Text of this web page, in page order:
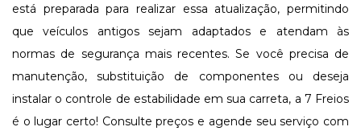
está preparada para realizar essa atualização, permitindo
que veículos antigos sejam adaptados e atendam às
normas de segurança mais recentes. Se você precisa de
manutenção, substituição de componentes ou deseja
instalar o controle de estabilidade em sua carreta, a 7 Freios
é o lugar certo! Consulte preços e agende seu serviço com